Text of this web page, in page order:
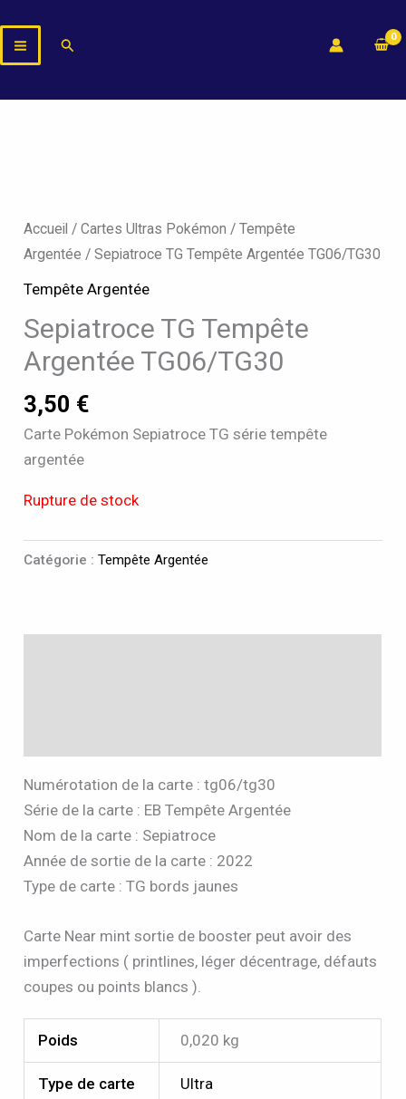
au
contenu
Rechercher
Accueil /Cartes Ultras Pokémon /Tempête
Argentée / Sepiatroce TG Tempête Argentée TG06/TG30
Tempête Argentée
Sepiatroce TG Tempête
Argentée TG06/TG30
3,50 €
Carte Pokémon Sepiatroce TG série tempête
argentée
Rupture de stock
Catégorie :Tempête Argentée
Numérotation de la carte : tg06/tg30
Série de la carte : EB Tempête Argentée
Nom de la carte : Sepiatroce
Année de sortie de la carte : 2022
Type de carte : TG bords jaunes
Carte Near mint sortie de booster peut avoir des
imperfections ( printlines, léger décentrage, défauts
coupes ou points blancs ).
Poids 0,020 kg
Type de carte Ultra